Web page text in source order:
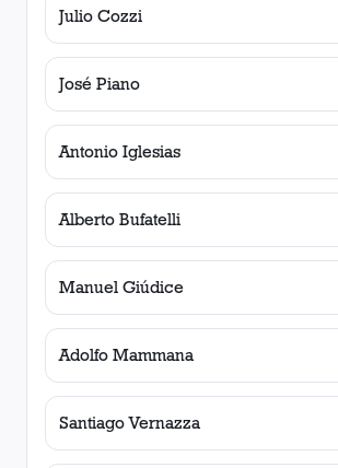
Julio Cozzi
José Piano
Antonio Iglesias
Alberto Bufatelli
Manuel Giúdice
Adolfo Mammana
Santiago Vernazza